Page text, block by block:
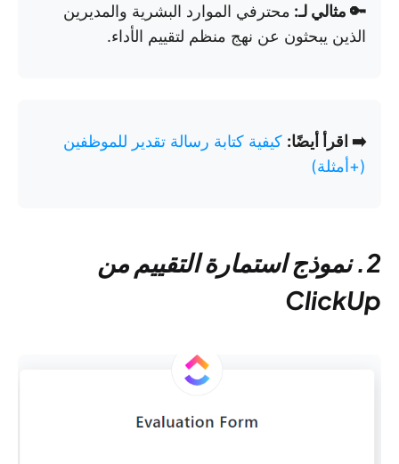
🔑 مثالي لـ: محترفي الموارد البشرية والمديرين
الذين يبحثون عن نهج منظم لتقييم الأداء.
➡️ اقرأ أيضًا: كيفية كتابة رسالة تقدير للموظفين
(+أمثلة)
2. نموذج استمارة التقييم من
ClickUp